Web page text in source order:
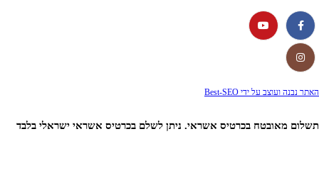
האתר נבנה ועוצב על ידי Best-SEO
תשלום מאובטח בכרטיס אשראי. ניתן לשלם בכרטיס אשראי ישראלי בלבד